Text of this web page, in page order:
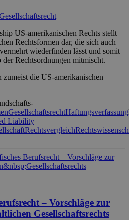
US-amerikanischen Rechts stellt
Rechtsformen dar, die sich auch
wiederfinden lässt und somit
der Rechtsordnungen mitmischt.
zumeist die US-amerikanischen
GesellschaftsrechtHaftungsverfassung
Liability
Rechtsvergleich
– Vorschläge zur
Gesellschaftsrechts